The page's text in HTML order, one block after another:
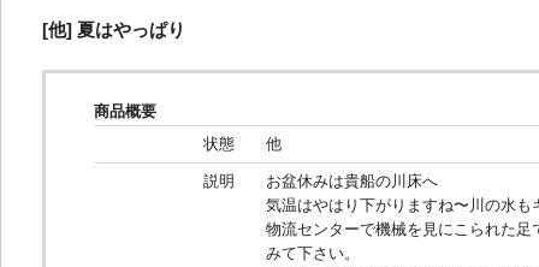
[他] 夏はやっぱり
商品概要
状態
他
説明
お盆休みは貴船の川床へ
気温はやはり下がりますね〜川の水も
物流センターで機械を見にこられた
みて下さい。